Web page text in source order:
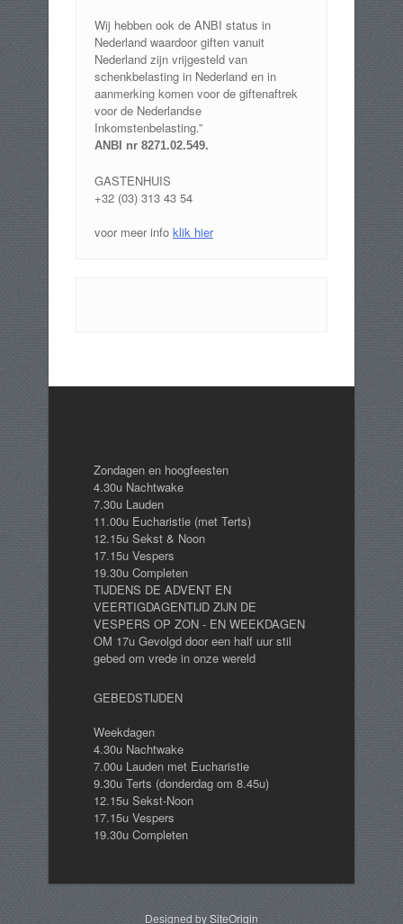
Wij hebben ook de ANBI status in
Nederland waardoor giften vanuit
Nederland zijn vrijgesteld van
schenkbelasting in Nederland en in
aanmerking komen voor de giftenaftrek
voor de Nederlandse
Inkomstenbelasting.”
ANBI nr 8271.02.549.
GASTENHUIS
+32 (03) 313 43 54
voor meer info klik hier
Zondagen en hoogfeesten
4.30u Nachtwake
7.30u Lauden
11.00u Eucharistie (met Terts)
12.15u Sekst & Noon
17.15u Vespers
19.30u Completen
TIJDENS DE ADVENT EN
VEERTIGDAGENTIJD ZIJN DE
VESPERS OP ZON - EN WEEKDAGEN
OM 17u Gevolgd door een half uur stil
gebed om vrede in onze wereld
GEBEDSTIJDEN
Weekdagen
4.30u Nachtwake
7.00u Lauden met Eucharistie
9.30u Terts (donderdag om 8.45u)
12.15u Sekst-Noon
17.15u Vespers
19.30u Completen
Designed bySiteOrigin